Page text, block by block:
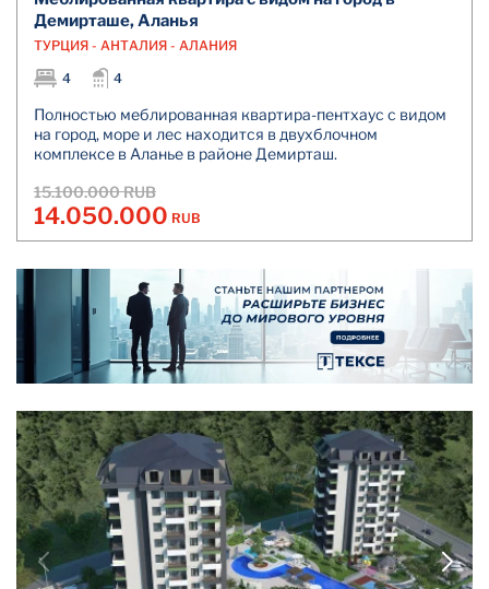
Демирташе, Аланья
ТУРЦИЯ - АНТАЛИЯ - АЛАНИЯ
4
4
Полностью меблированная квартира-пентхаус с видом
на город, море и лес находится в двухблочном
комплексе в Аланье в районе Демирташ.
15.100.000 RUB
14.050.000 RUB